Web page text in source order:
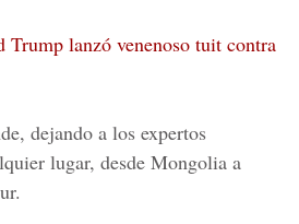
Trump lanzó venenoso tuit contra
dejando a los expertos
lugar, desde Mongolia a